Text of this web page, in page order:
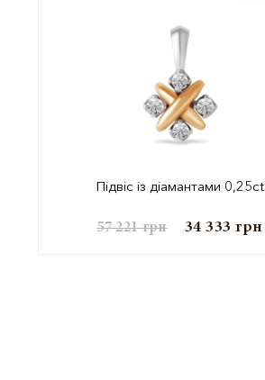
Підвіс із діамантами 0,25ct
57 221грн 34 333 грн